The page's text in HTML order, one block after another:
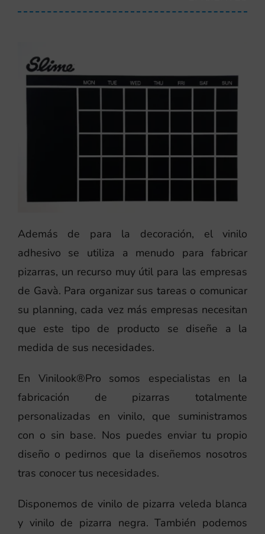
Además de para la decoración, el vinilo
adhesivo se utiliza a menudo para fabricar
pizarras, un recurso muy útil para las empresas
de Gavà. Para organizar sus tareas o comunicar
su planning, cada vez más empresas necesitan
que este tipo de producto se diseñe a la
medida de sus necesidades.
En Vinilook®Pro somos especialistas en la
fabricación de pizarras totalmente
personalizadas en vinilo, que suministramos
con o sin base. Nos puedes enviar tu propio
diseño o pedirnos que la diseñemos nosotros
tras conocer tus necesidades.
Disponemos de vinilo de pizarra veleda blanca
y vinilo de pizarra negra. También podemos